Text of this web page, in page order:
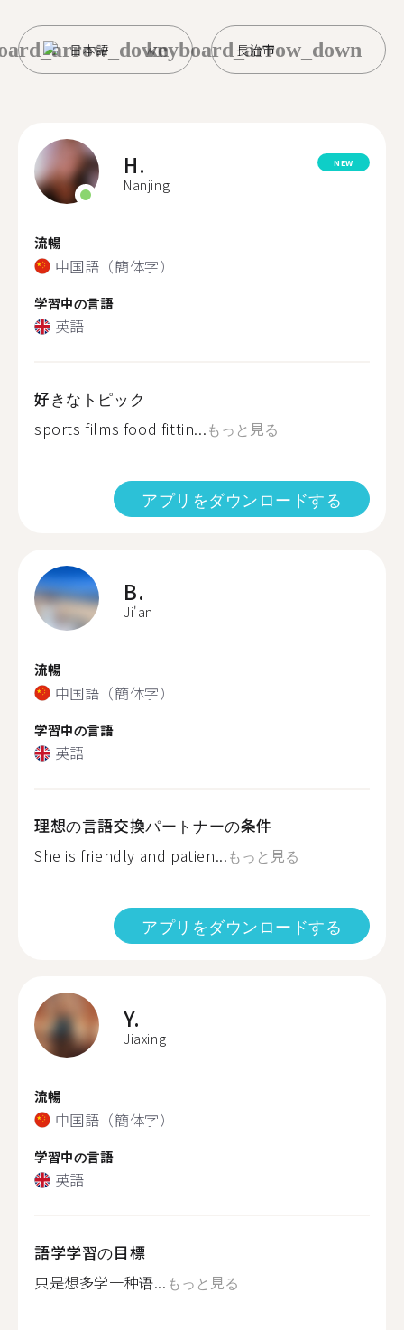
日本語 長治市
keyboard_arrow_down
H.
Nanjing
NEW
流暢
中国語（簡体字）
学習中の言語
英語
好きなトピック
sports films food fittin...もっと見る
アプリをダウンロードする
B.
Ji'an
流暢
中国語（簡体字）
学習中の言語
英語
理想の言語交換パートナーの条件
She is friendly and patien...もっと見る
アプリをダウンロードする
Y.
Jiaxing
流暢
中国語（簡体字）
学習中の言語
英語
語学学習の目標
只是想多学一种语... もっと見る